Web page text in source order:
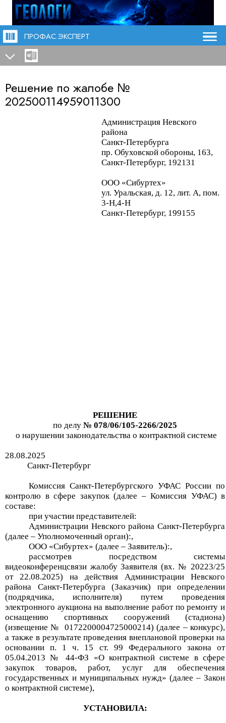
ПРОФАС.ЭКСПЕРТ
Решение по жалобе №
202500114959011300
Администрация Невского
района
Санкт-Петербурга
пр.Обуховской обороны, 163,
Санкт-Петербург, 192131
ООО «Сибуртех»
ул. Уральская, д. 12, лит. А, пом.
3-Н,4-Н
Санкт-Петербург, 199155
РЕШЕНИЕ
по делу № 078/06/105-2266/2025
о нарушении законодательства о контрактной системе
28.08.2025
Санкт-Петербург
Комиссия Санкт-Петербургского УФАС России по
контролю в сфере закупок (далее – Комиссия УФАС) в
составе:
при участии представителей:
Администрации Невского района Санкт-Петербурга
(далее – Уполномоченный орган):,
ООО «Сибуртех»(далее – Заявитель):,
рассмотрев посредством системы
видеоконференцсвязи жалобу Заявителя (вх. № 20223/25
от 22.08.2025) на действия Администрации Невского
района Санкт-Петербурга(Заказчик) при определении
(подрядчика, исполнителя) путем проведения
электронного аукциона навыполнение работ по ремонту и
оснащению спортивных сооружений (стадиона)
(извещение №
0172200004725000214) (далее –конкурс),
а также в результате проведения внеплановой проверки на
основании п. 1 ч. 15 ст. 99 Федерального закона от
05.04.2013 № 44-ФЗ «О контрактной системе в сфере
закупок товаров, работ, услуг для обеспечения
государственных и муниципальных нужд» (далее – Закон
о контрактной системе),
УСТАНОВИЛА: